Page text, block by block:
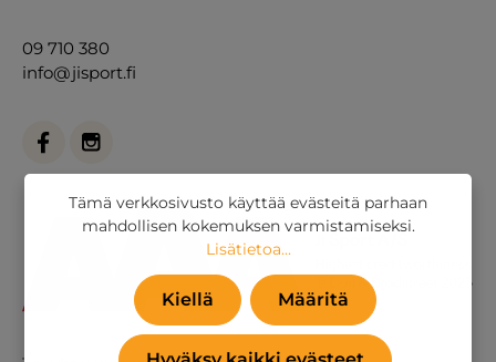
09 710 380
info@jisport.fi
Tämä verkkosivusto käyttää evästeitä parhaan
mahdollisen kokemuksen varmistamiseksi.
Lisätietoa...
Kiellä Määritä